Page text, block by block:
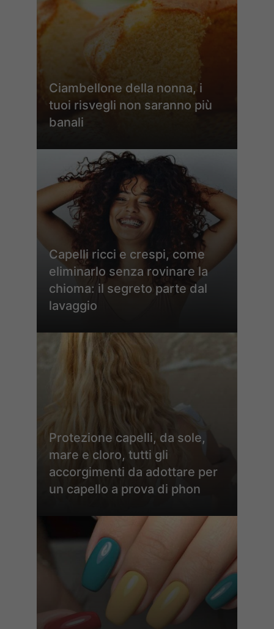
Ciambellone della nonna, i
tuoi risvegli non saranno più
banali
Capelli ricci e crespi, come
eliminarlo senza rovinare la
chioma: il segreto parte dal
lavaggio
Protezione capelli, da sole,
mare e cloro, tutti gli
accorgimenti da adottare per
un capello a prova di phon